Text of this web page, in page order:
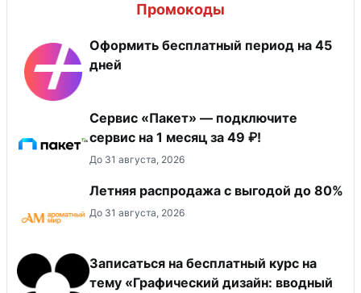
Промокоды
Оформить бесплатный период на 45
дней
Сервис «Пакет» — подключите
сервис на 1 месяц за 49 ₽!
До 31 августа, 2026
Летняя распродажа с выгодой до 80%
До 31 августа, 2026
Записаться на бесплатный курс на
тему «Графический дизайн: вводный